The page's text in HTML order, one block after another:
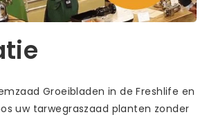
Groeibladen in de Freshlife en
uw tarwegraszaad planten zonder